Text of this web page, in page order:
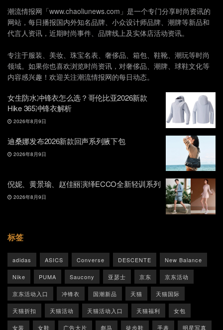
潮流情报网「www.chaoliunews.com」是一个专门分享时尚资讯的
网站，每日播报国内外知名品牌、小众设计师品牌、潮牌等新品和
代言人资讯，近期时尚事件、品牌线上及实体店活动资讯。
专注于服装、美妆、珠宝名表、奢侈品、箱包、鞋靴、潮玩等时尚
领域。如果你也喜欢浏览时尚资讯，对奢侈品、潮牌、球鞋文化等
内容感兴趣！欢迎关注潮流情报网的每日动态。
女生防水冲锋衣怎么选？哥伦比亚2026新款
Hike 365冲锋衣解析
2026年8月9日
迪桑娜发布2026新款回声系列腋下包
2026年8月9日
倪妮、黄景瑜、赵佳丽演绎ECCO全新轻训系列
2026年8月9日
标签
adidas ASICS Converse DESCENTE New Balance
Nike PUMA Saucony 亚瑟士 京东 京东活动
京东活动入口 冲锋衣 国潮新品 天猫 天猫国际
天猫折扣 天猫活动 天猫活动入口 天猫福利 女包
女装 女鞋 广告大片 彪马 徒步鞋 手表 明星写真